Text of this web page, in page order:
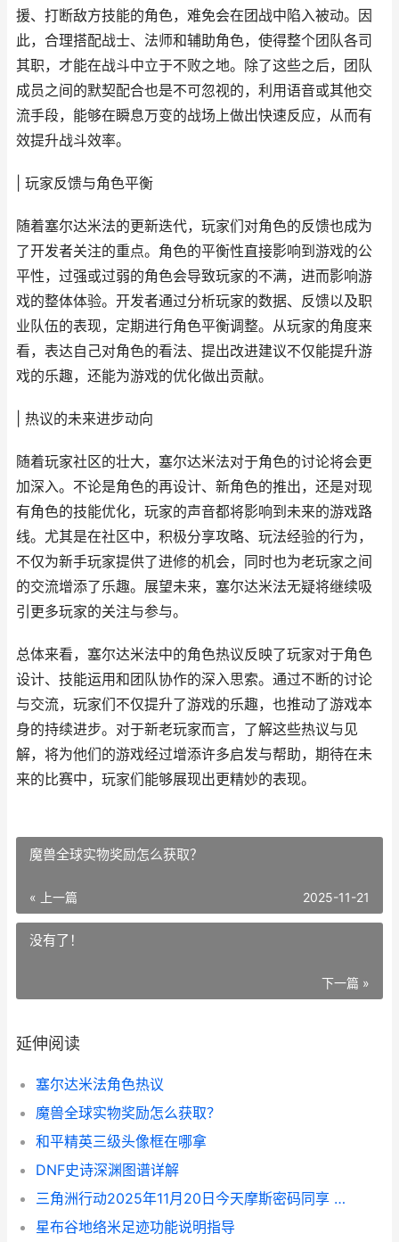
援、打断敌方技能的角色，难免会在团战中陷入被动。因
此，合理搭配战士、法师和辅助角色，使得整个团队各司
其职，才能在战斗中立于不败之地。除了这些之后，团队
成员之间的默契配合也是不可忽视的，利用语音或其他交
流手段，能够在瞬息万变的战场上做出快速反应，从而有
效提升战斗效率。
| 玩家反馈与角色平衡
随着塞尔达米法的更新迭代，玩家们对角色的反馈也成为
了开发者关注的重点。角色的平衡性直接影响到游戏的公
平性，过强或过弱的角色会导致玩家的不满，进而影响游
戏的整体体验。开发者通过分析玩家的数据、反馈以及职
业队伍的表现，定期进行角色平衡调整。从玩家的角度来
看，表达自己对角色的看法、提出改进建议不仅能提升游
戏的乐趣，还能为游戏的优化做出贡献。
| 热议的未来进步动向
随着玩家社区的壮大，塞尔达米法对于角色的讨论将会更
加深入。不论是角色的再设计、新角色的推出，还是对现
有角色的技能优化，玩家的声音都将影响到未来的游戏路
线。尤其是在社区中，积极分享攻略、玩法经验的行为，
不仅为新手玩家提供了进修的机会，同时也为老玩家之间
的交流增添了乐趣。展望未来，塞尔达米法无疑将继续吸
引更多玩家的关注与参与。
总体来看，塞尔达米法中的角色热议反映了玩家对于角色
设计、技能运用和团队协作的深入思索。通过不断的讨论
与交流，玩家们不仅提升了游戏的乐趣，也推动了游戏本
身的持续进步。对于新老玩家而言，了解这些热议与见
解，将为他们的游戏经过增添许多启发与帮助，期待在未
来的比赛中，玩家们能够展现出更精妙的表现。
魔兽全球实物奖励怎么获取？
« 上一篇 2025-11-21
没有了！
下一篇 »
延伸阅读
塞尔达米法角色热议
魔兽全球实物奖励怎么获取？
和平精英三级头像框在哪拿
DNF史诗深渊图谱详解
三角洲行动2025年11月20日今天摩斯密码同享 三角洲行动2025最新兑换码
星布谷地络米足迹功能说明指导